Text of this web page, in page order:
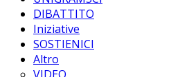
DIBATTITO
Iniziative
SOSTIENICI
Altro